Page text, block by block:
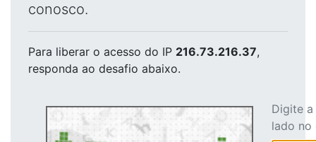
conosco.
Para liberar o acesso do IP 216.73.216.37,
responda ao desafio abaixo.
Digite
lado no